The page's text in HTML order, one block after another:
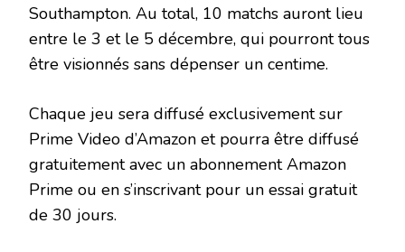
Southampton. Au total, 10 matchs auront lieu
entre le 3 et le 5 décembre, qui pourront tous
être visionnés sans dépenser un centime.
Chaque jeu sera diffusé exclusivement sur
Prime Video d’Amazon et pourra être diffusé
gratuitement avec un abonnement Amazon
Prime ou en s’inscrivant pour un essai gratuit
de 30 jours.